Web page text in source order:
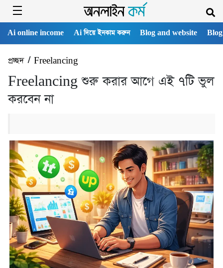
Ai online income Ai দিয়ে ইনকাম করুন Blog and website
প্রচ্ছদ/ Freelancing
Freelancing শুরু করার আগে এই ৭টি ভুল
করবেন না